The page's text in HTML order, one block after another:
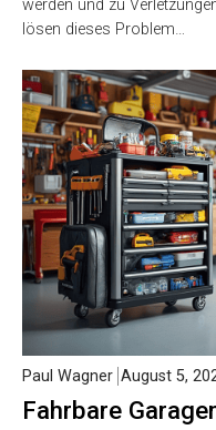
werden und zu
lösen dieses Problem…
Fahrbare
Paul Wagner August 5,